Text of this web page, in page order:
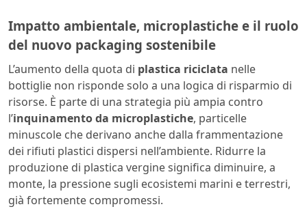
Impatto ambientale, microplastiche e il ruolo
del nuovo packaging sostenibile
L’aumento della quota di plastica riciclata nelle
bottiglie non risponde solo a una logica di risparmio di
risorse. È parte di una strategia più ampia contro
l’inquinamento da microplastiche, particelle
minuscole che derivano anche dalla frammentazione
dei rifiuti plastici dispersi nell’ambiente. Ridurre la
produzione di plastica vergine significa diminuire, a
monte, la pressione sugli ecosistemi marini e terrestri,
già fortemente compromessi.